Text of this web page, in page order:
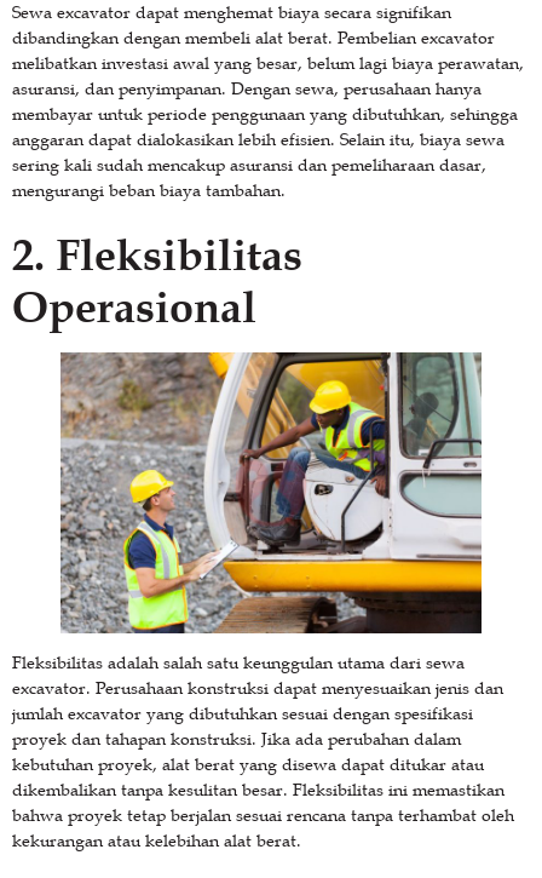
Sewa excavator dapat menghemat biaya secara signifikan
dibandingkan dengan membeli alat berat. Pembelian excavator
melibatkan investasi awal yang besar, belum lagi biaya perawatan,
asuransi, dan penyimpanan. Dengan sewa, perusahaan hanya
membayar untuk periode penggunaan yang dibutuhkan, sehingga
anggaran dapat dialokasikan lebih efisien. Selain itu, biaya sewa
sering kali sudah mencakup asuransi dan pemeliharaan dasar,
mengurangi beban biaya tambahan.
2. Fleksibilitas
Operasional
Fleksibilitas adalah salah satu keunggulan utama dari sewa
excavator. Perusahaan konstruksi dapat menyesuaikan jenis dan
jumlah excavator yang dibutuhkan sesuai dengan spesifikasi
proyek dan tahapan konstruksi. Jika ada perubahan dalam
kebutuhan proyek, alat berat yang disewa dapat ditukar atau
dikembalikan tanpa kesulitan besar. Fleksibilitas ini memastikan
bahwa proyek tetap berjalan sesuai rencana tanpa terhambat oleh
kekurangan atau kelebihan alat berat.